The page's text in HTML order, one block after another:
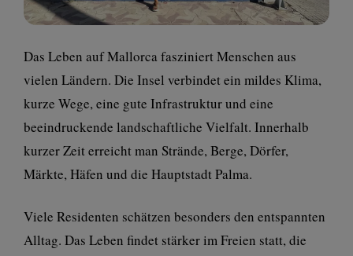
Das Leben auf Mallorca fasziniert Menschen aus
vielen Ländern. Die Insel verbindet ein mildes Klima,
kurze Wege, eine gute Infrastruktur und eine
beeindruckende landschaftliche Vielfalt. Innerhalb
kurzer Zeit erreicht man Strände, Berge, Dörfer,
Märkte, Häfen und die Hauptstadt Palma.
Viele Residenten schätzen besonders den entspannten
Alltag. Das Leben findet stärker im Freien statt, die